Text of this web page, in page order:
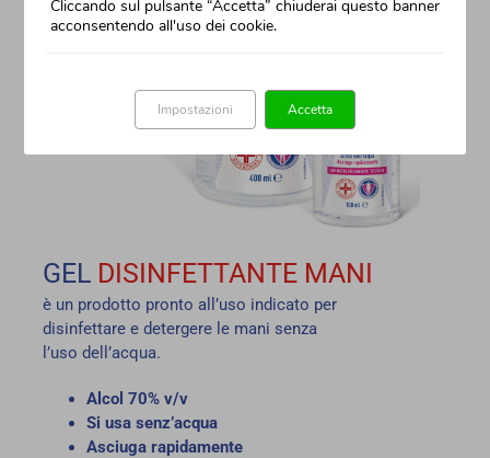
GEL DISINFETTANTE MANI
è un prodotto pronto all’uso indicato per
disinfettare e detergere le mani senza
l’uso dell’acqua.
Alcol 70% v/v
Si usa senz’acqua
Asciuga rapidamente
Cliccando sul pulsante “Accetta” chiuderai questo banner
acconsentendo all'uso dei cookie.
Accetta
Impostazioni